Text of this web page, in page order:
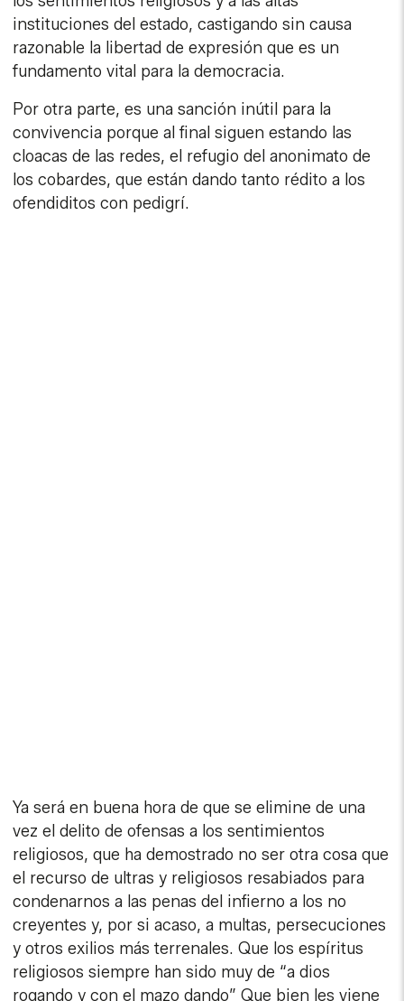
instituciones del estado, castigando sin causa
razonable la libertad de expresión que es un
fundamento vital para la democracia.
Por otra parte, es una sanción inútil para la
convivencia porque al final siguen estando las
cloacas de las redes, el refugio del anonimato de
los cobardes, que están dando tanto rédito a los
ofendiditos con pedigrí.
Ya será en buena hora de que se elimine de una
vez el delito de ofensas a los sentimientos
religiosos, que ha demostrado no ser otra cosa que
el recurso de ultras y religiosos resabiados para
condenarnos a las penas del infierno a los no
creyentes y, por si acaso, a multas, persecuciones
y otros exilios más terrenales. Que los espíritus
religiosos siempre han sido muy de “a dios
rogando y con el mazo dando” Que bien les viene